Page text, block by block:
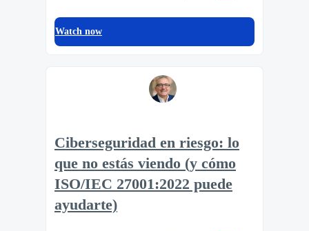
Watch now
Ciberseguridad en riesgo: lo
que no estás viendo (y cómo
ISO/IEC 27001:2022 puede
ayudarte)